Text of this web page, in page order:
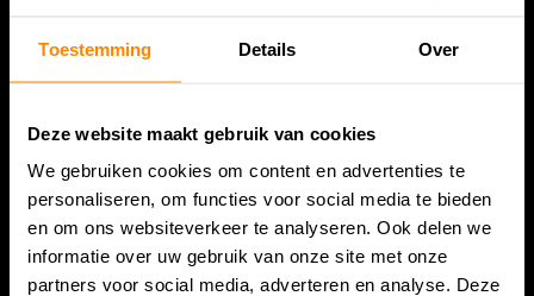
Toestemming Details Over
Deze website maakt gebruik van cookies
We gebruiken cookies om content en advertenties te
personaliseren, om functies voor social media te bieden
en om ons websiteverkeer te analyseren. Ook delen we
informatie over uw gebruik van onze site met onze
partners voor social media, adverteren en analyse. Deze
Bespanracket.nl is dé racketspecialist van Lelystad en
omstreken.
Snijdersstraat 6
8224 AA Lelystad